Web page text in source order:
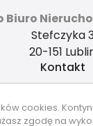
Biuro
Stefczyka
20-151
Kontakt
737-490-
cookies.
zgodę na